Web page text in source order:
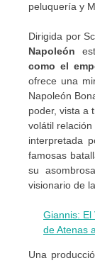
peluquería y
Dirigida por
Napoleón
como el
ofrece una
Napoleón
poder, vista a
volátil
interpretada
famosas
su
visionario de
Giannis: El
de Atenas
Una